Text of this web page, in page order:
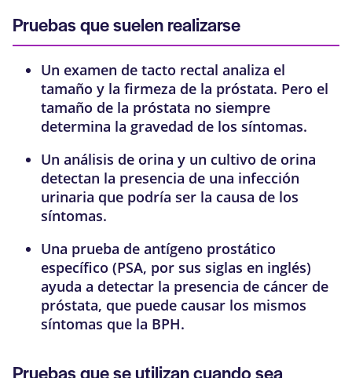
Pruebas que suelen realizarse
Un examen de tacto rectal analiza el
tamaño y la firmeza de la próstata. Pero el
tamaño de la próstata no siempre
determina la gravedad de los síntomas.
Un análisis de orina y un cultivo de orina
detectan la presencia de una infección
urinaria que podría ser la causa de los
síntomas.
Una prueba de antígeno prostático
específico (PSA, por sus siglas en inglés)
ayuda a detectar la presencia de cáncer de
próstata, que puede causar los mismos
síntomas que la BPH.
Pruebas que se utilizan cuando sea